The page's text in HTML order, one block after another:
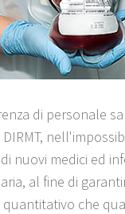
di personale
nuovi medici ed
al fine di
che